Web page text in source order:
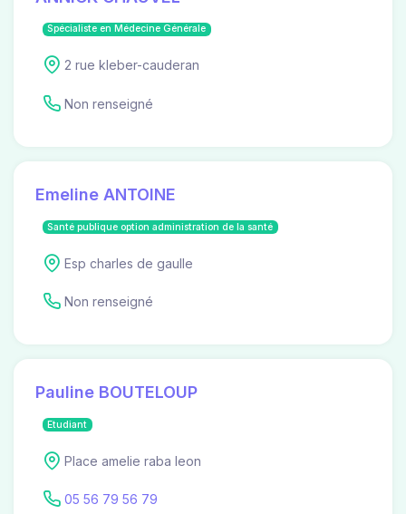
Spécialiste en Médecine Générale
2 rue kleber-cauderan
Non renseigné
Emeline ANTOINE
Santé publique option administration de la santé
Esp charles de gaulle
Non renseigné
Pauline BOUTELOUP
Etudiant
Place amelie raba leon
05 56 79 56 79